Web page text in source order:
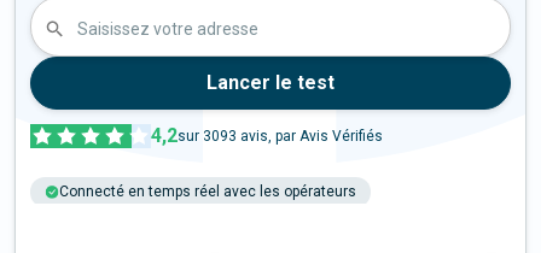
Saisissez votre adresse
Lancer le test
4,2sur 3093 avis, par Avis Vérifiés
Connecté en temps réel avec les opérateurs